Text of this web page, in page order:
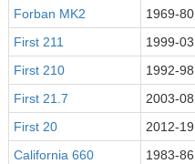
Forban MK2
1969-80
First 211
1999-03
First 210
1992-98
First 21.7
2003-08
First 20
2012-19
California 660
1983-86